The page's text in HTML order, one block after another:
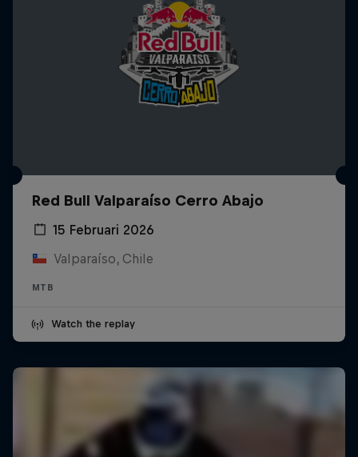
Red Bull Valparaíso Cerro Abajo
15 Februari 2026
Valparaíso, Chile
MTB
Watch the replay